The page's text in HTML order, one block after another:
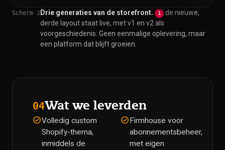
Scherm 2 Drie generaties van de storefront. 1
de nieuwe,
derde layout staat live, met v1 en v2 als
voorgeschiedenis. Geen eenmalige oplevering, maar
een platform dat blijft groeien.
04Wat we leverden
check_circleVolledig custom
Shopify-thema,
inmiddels de
check_circle Firmhouse voor
abonnementsbeheer,
met eigen